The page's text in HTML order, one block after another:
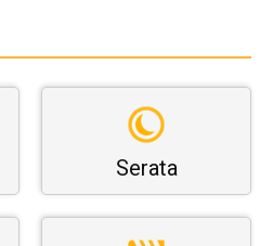
Serata